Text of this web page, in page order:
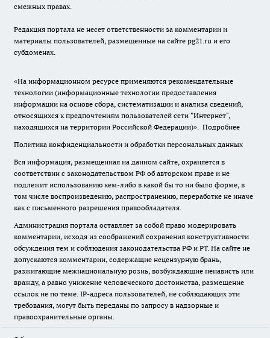
смежных правах.
Редакция портала не несет ответственности за комментарии и
материалы пользователей, размещенные на сайте pg21.ru и его
субдоменах.
«На информационном ресурсе применяются рекомендательные
технологии (информационные технологии предоставления
информации на основе сбора, систематизации и анализа сведений,
относящихся к предпочтениям пользователей сети "Интернет",
находящихся на территории Российской Федерации)». Подробнее
Политика конфиденциальности и обработки персональных данных
Вся информация, размещенная на данном сайте, охраняется в
соответствии с законодательством РФ об авторском праве и не
подлежит использованию кем-либо в какой бы то ни было форме, в
том числе воспроизведению, распространению, переработке не иначе
как с письменного разрешения правообладателя.
Администрация портала оставляет за собой право модерировать
комментарии, исходя из соображений сохранения конструктивности
обсуждения тем и соблюдения законодательства РФ и РТ. На сайте не
допускаются комментарии, содержащие нецензурную брань,
разжигающие межнациональную рознь, возбуждающие ненависть или
вражду, а равно унижение человеческого достоинства, размещение
ссылок не по теме. IP-адреса пользователей, не соблюдающих эти
требования, могут быть переданы по запросу в надзорные и
правоохранительные органы.